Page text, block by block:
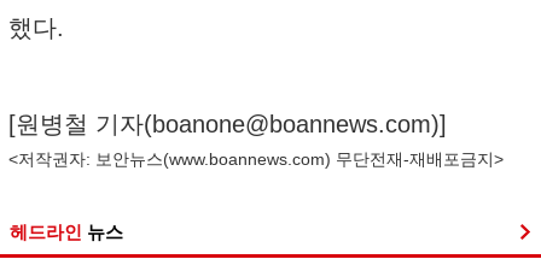
했다.
[원병철 기자(boanone@boannews.com)]
<저작권자: 보안뉴스(www.boannews.com) 무단전재-재배포금지>
헤드라인 뉴스